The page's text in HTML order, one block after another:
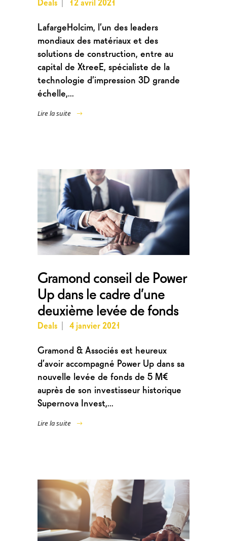
LafargeHolcim, l’un des leaders
mondiaux des matériaux et des
solutions de construction, entre au
capital de XtreeE, spécialiste de la
technologie d’impression 3D grande
échelle,...
Lire la suite
Gramond conseil de Power
Up dans le cadre d’une
deuxième levée de fonds
Deals 4 janvier 2021
Gramond & Associés est heureux
d’avoir accompagné Power Up dans sa
nouvelle levée de fonds de 5 M€
auprès de son investisseur historique
Supernova Invest,...
Lire la suite